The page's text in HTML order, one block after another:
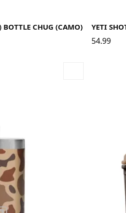
CHUG (CAMO) YETI
54.99